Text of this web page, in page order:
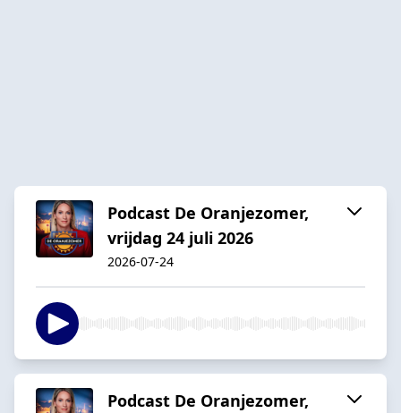
Podcast De Oranjezomer,
vrijdag 24 juli 2026
2026-07-24
Podcast De Oranjezomer,